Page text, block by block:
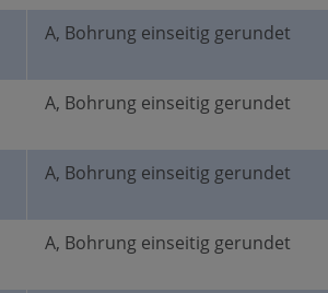
A, Bohrung einseitig gerundet
A, Bohrung einseitig gerundet
A, Bohrung einseitig gerundet
A, Bohrung einseitig gerundet